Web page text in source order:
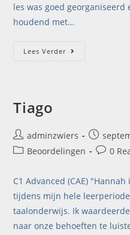
les was goed
houdend met…
Lees Verder
Tiago
adminzwiers
Beoordelingen
0
C1 Advanced (CAE)
tijdens mijn hele
taalonderwijs. Ik
naar onze behoeften te